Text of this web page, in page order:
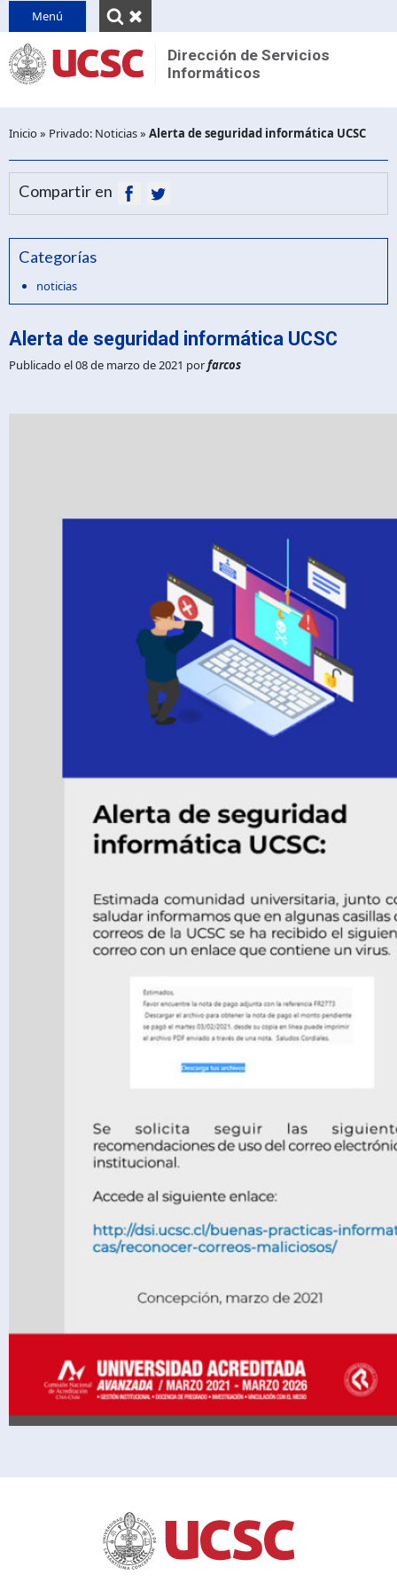
Menú
Dirección de Servicios
Informáticos
INICIO
QUIENES SOMOS
Reseña
Decretos y normativas
CONTACTO
PINVU
Inicio» Privado: Noticias» Alerta de seguridad informática UCSC
Alerta de seguridad informática UCSC
Publicado el 08 de marzo de 2021 porfarcos
Compartir en
Categorías
noticias